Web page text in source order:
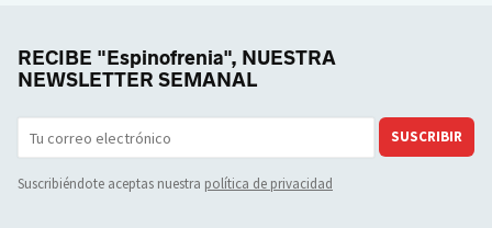
RECIBE "Espinofrenia", NUESTRA
NEWSLETTER SEMANAL
SUSCRIBIR
Suscribiéndote aceptas nuestra política de privacidad